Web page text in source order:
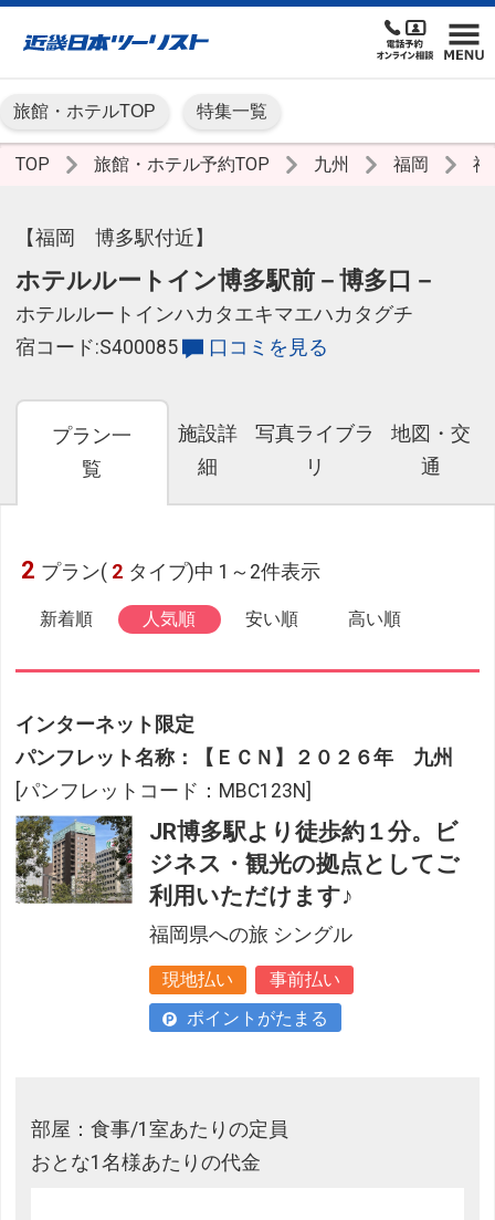
旅館・ホテルTOP 特集一覧
TOP 旅館・ホテル予約TOP 九州 福岡
【福岡 博多駅付近】
ホテルルートイン博多駅前－博多口－
ホテルルートインハカタエキマエハカタグチ
宿コード:S400085
口コミを見る
プラン一
覧
施設詳
細
写真ライブラ
リ
地図・交
通
2 プラン( 2 タイプ)中 1～2件表示
新着順 人気順 安い順 高い順
インターネット限定
パンフレット名称：【ＥＣＮ】２０２６年 九州
[パンフレットコード：MBC123N]
JR博多駅より徒歩約１分。ビ
ジネス・観光の拠点としてご
利用いただけます♪
福岡県への旅 シングル
現地払い
事前払い
ポイントがたまる
部屋：食事/1室あたりの定員
おとな1名様あたりの代金